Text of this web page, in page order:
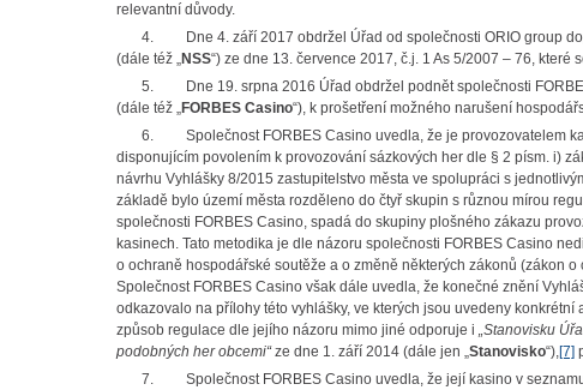
relevantní důvody.
4.
Dne 4. září 2017 obdržel Úřad od společnosti ORIO group
(dále též „NSS“) ze dne 13. července 2017, č.j. 1 As 5/2007 – 76,
5.
Dne 19. srpna 2016 Úřad obdržel podnět společnosti
(dále též „FORBES Casino“), k prošetření možného narušení
6.
Společnost FORBES Casino uvedla, že je provozovatelem
disponujícím povolením k provozování sázkových her dle § 2 písm. i)
návrhu Vyhlášky 8/2015 zastupitelstvo města ve spolupráci s
základě bylo území města rozděleno do čtyř skupin s různou mírou
společnosti FORBES Casino, spadá do skupiny plošného zákazu
kasinech. Tato metodika je dle názoru společnosti FORBES Casino
o ochraně hospodářské soutěže a o změně některých zákonů (zákon
Společnost FORBES Casino však dále uvedla, že konečné znění
odkazovalo na přílohy této vyhlášky, ve kterých jsou uvedeny
způsob regulace dle jejího názoru mimo jiné odporuje i „Stanovisku
podobných her obcemi“ze dne 1. září 2014 (dále jen „Stanovisko“),[7]
7.
Společnost FORBES Casino uvedla, že její kasino v